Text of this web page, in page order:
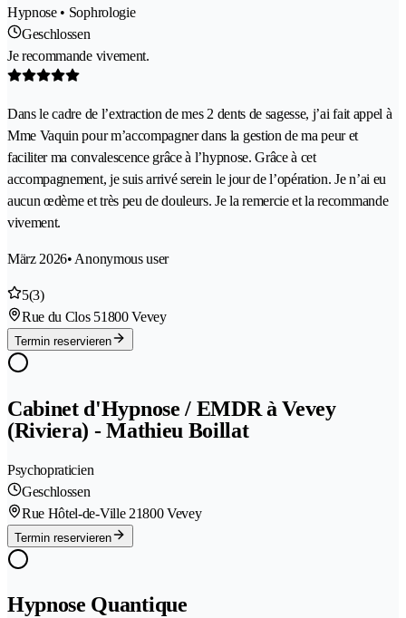
Hypnose • Sophrologie
Geschlossen
Je recommande vivement.
Dans le cadre de l’extraction de mes 2 dents de sagesse, j’ai fait appel à
Mme Vaquin pour m’accompagner dans la gestion de ma peur et
faciliter ma convalescence grâce à l’hypnose. Grâce à cet
accompagnement, je suis arrivé serein le jour de l’opération. Je n’ai eu
aucun œdème et très peu de douleurs. Je la remercie et la recommande
vivement.
März 2026• Anonymous user
5(3)
Rue du Clos 51800 Vevey
Termin reservieren
Cabinet d'Hypnose / EMDR à Vevey
(Riviera) - Mathieu Boillat
Psychopraticien
Geschlossen
Rue Hôtel-de-Ville 21800 Vevey
Termin reservieren
Hypnose Quantique